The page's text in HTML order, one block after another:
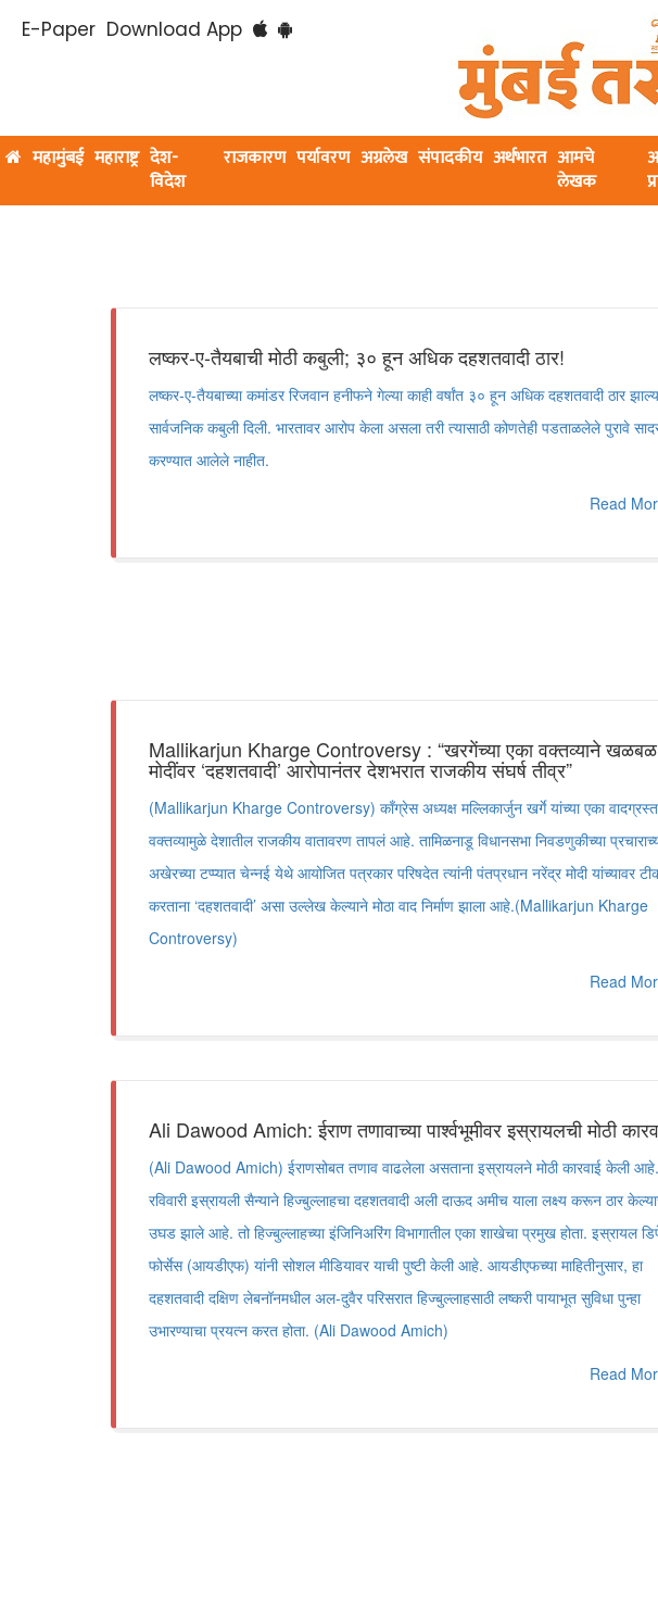
E-Paper Download App
महामुंबई महाराष्ट्र देश-
विदेश
राजकारण पर्यावरण अग्रलेख संपादकीय अर्थभारत आमचे
लेखक
लष्कर-ए-तैयबाची मोठी कबुली; ३० हून अधिक दहशतवादी ठार!
लष्कर-ए-तैयबाच्या कमांडर रिजवान हनीफने गेल्या काही वर्षांत ३० हून अधिक दहशतवादी ठार
सार्वजनिक कबुली दिली. भारतावर आरोप केला असला तरी त्यासाठी कोणतेही पडताळलेले पुरावे
करण्यात आलेले नाहीत.
Read
Mallikarjun Kharge Controversy : “खरगेंच्या एका वक्तव्याने
मोदींवर ‘दहशतवादी’ आरोपानंतर देशभरात राजकीय संघर्ष तीव्र”
(Mallikarjun Kharge Controversy) काँग्रेस अध्यक्ष मल्लिकार्जुन खर्गे यांच्या एका वादग्रस्त
वक्तव्यामुळे देशातील राजकीय वातावरण तापलं आहे. तामिळनाडू विधानसभा निवडणुकीच्या
अखेरच्या टप्प्यात चेन्नई येथे आयोजित पत्रकार परिषदेत त्यांनी पंतप्रधान नरेंद्र मोदी यांच्यावर
करताना ‘दहशतवादी’ असा उल्लेख केल्याने मोठा वाद निर्माण झाला आहे.(Mallikarjun Kharge
Controversy)
Read
Ali Dawood Amich: ईराण तणावाच्या पार्श्वभूमीवर इस्रायलची मोठी
(Ali Dawood Amich) ईराणसोबत तणाव वाढलेला असताना इस्रायलने मोठी कारवाई केली आहे.
रविवारी इस्रायली सैन्याने हिज्बुल्लाहचा दहशतवादी अली दाऊद अमीच याला लक्ष्य करून ठार
उघड झाले आहे. तो हिज्बुल्लाहच्या इंजिनिअरिंग विभागातील एका शाखेचा प्रमुख होता. इस्रायल
फोर्सेस (आयडीएफ) यांनी सोशल मीडियावर याची पुष्टी केली आहे. आयडीएफच्या माहितीनुसार, हा
दहशतवादी दक्षिण लेबनॉनमधील अल-दुवैर परिसरात हिज्बुल्लाहसाठी लष्करी पायाभूत सुविधा पुन्हा
उभारण्याचा प्रयत्न करत होता. (Ali Dawood Amich)
Read